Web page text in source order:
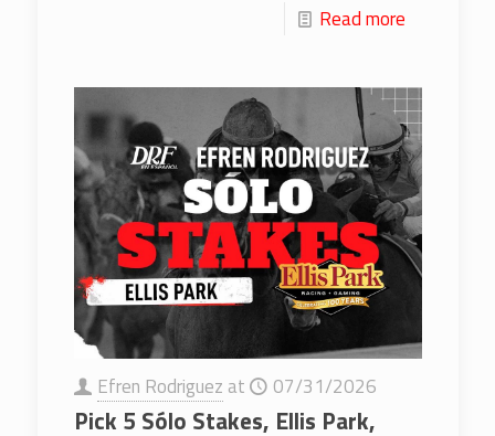
Read more
Efren Rodriguez at 07/31/2026
Pick 5 Sólo Stakes, Ellis Park,